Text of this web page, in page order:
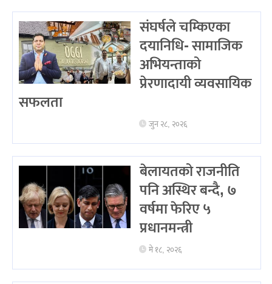
संघर्षले चम्किएका
दयानिधि- सामाजिक
अभियन्ताको
प्रेरणादायी व्यवसायिक
सफलता
जुन २८, २०२६
बेलायतको राजनीति
पनि अस्थिर बन्दै, ७
वर्षमा फेरिए ५
प्रधानमन्त्री
मे १८, २०२६